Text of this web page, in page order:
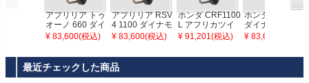
アプリリア トゥ
オーノ 660 ダイ
ナモト スタンド
¥ 83,600(税込)
アプリリア RSV
4 1100 ダイナモ
ト スタンド Dyn
¥ 83,600(税込)
ホンダ CRF1100
L アフリカツイ
ン ダイナモト ス
¥ 91,201(税込)
ホンダNT1100
ダイナモト スタ
ンド Dynamoto
¥ 83,600(税込)
最近チェックした商品